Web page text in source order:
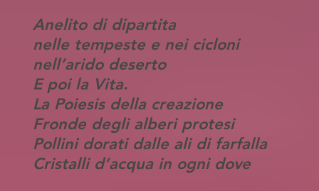
Anelito di dipartita
nelle tempeste e nei cicloni
nell’arido deserto
E poi la Vita.
La Poiesis della creazione
Fronde degli alberi protesi
Pollini dorati dalle ali di farfalla
Cristalli d’acqua in ogni dove